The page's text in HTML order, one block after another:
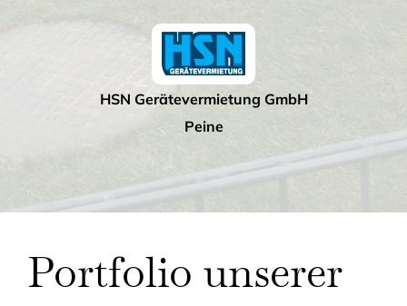
HSN Gerätevermietung GmbH
Peine
Portfolio unserer